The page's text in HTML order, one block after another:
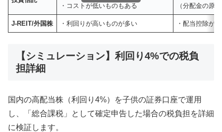
・コストが低いものもある
（分配金の原
J-REIT/外国株 ・利回りが高いものが多い ・配当控除が
【シミュレーション】利回り4%での税負
担詳細
国内の高配当株（利回り4%）を子供の証券口座で運用
し、「総合課税」として確定申告した場合の税負担を詳細
に検証します。